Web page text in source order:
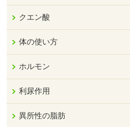
クエン酸
体の使い方
ホルモン
利尿作用
異所性の脂肪